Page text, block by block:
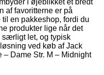
af favoritterne er på
en pakkeshop, fordi du
produkter lige når det
særligt let, og typisk
ved køb af Jack
Dame Str. M – Midnight